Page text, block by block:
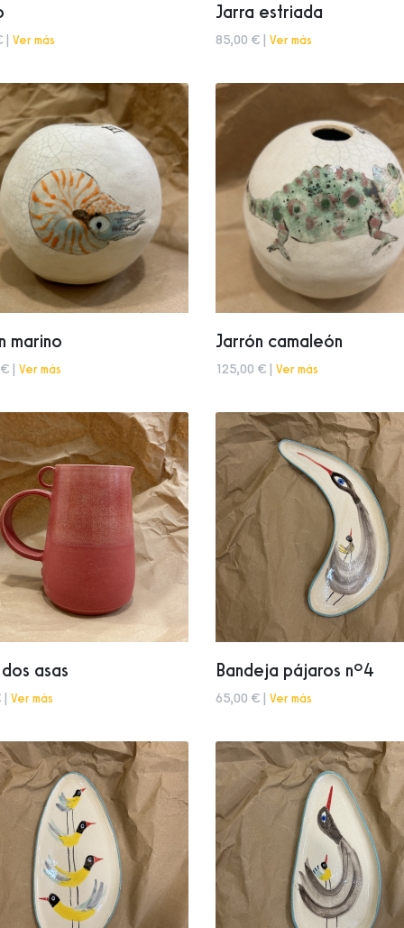
Ver más
Jarra estriada
85,00 € | Ver más
marino
| Ver más
Jarrón camaleón
125,00 € | Ver más
asas
Ver más
Bandeja pájaros nº4
65,00 € | Ver más